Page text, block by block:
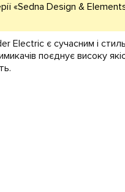
«Sedna Design &
Electric є сучасним і
поєднує високу